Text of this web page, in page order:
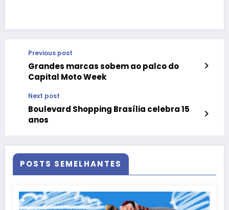
Previous post
Grandes marcas sobem ao palco do
Capital Moto Week
Next post
Boulevard Shopping Brasília celebra 15
anos
POSTS SEMELHANTES